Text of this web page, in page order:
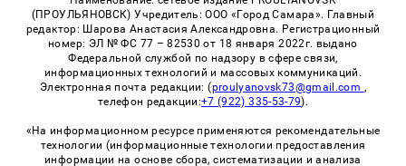
(ПРОУЛЬЯНОВСК) Учредитель: ООО «Город Самара». Главный
редактор: Шарова Анастасия Александровна. Регистрационный
номер: ЭЛ № ФС 77 – 82530 от 18 января 2022г. выдано
Федеральной службой по надзору в сфере связи,
информационных технологий и массовых коммуникаций.
Электронная почта редакции: (proulyanovsk73@gmail.com ,
телефон редакции:+7 (922) 335-53-79).
«На информационном ресурсе применяются рекомендательные
технологии (информационные технологии предоставления
информации на основе сбора, систематизации и анализа